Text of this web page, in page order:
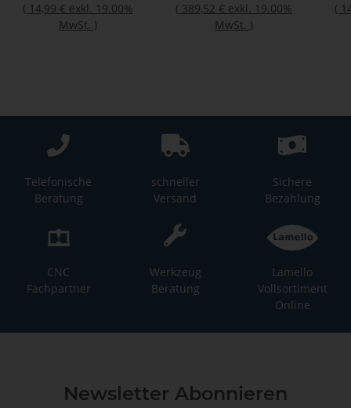
( 14,99 € exkl. 19.00%
MwSt. )
( 389,52 € exkl. 19.00%
MwSt. )
(
Telefonische
Beratung
schneller
Versand
Sichere
Bezahlung
CNC
Fachpartner
Werkzeug
Beratung
Lamello
Vollsortiment
Online
Newsletter Abonnieren